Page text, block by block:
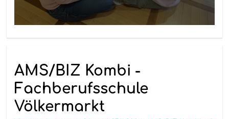
AMS/BIZ Kombi -
Fachberufsschule
Völkermarkt